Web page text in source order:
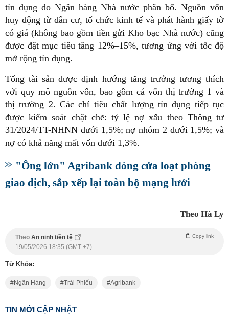
tín dụng do Ngân hàng Nhà nước phân bổ. Nguồn vốn
huy động từ dân cư, tổ chức kinh tế và phát hành giấy tờ
có giá (không bao gồm tiền gửi Kho bạc Nhà nước) cũng
được đặt mục tiêu tăng 12%–15%, tương ứng với tốc độ
mở rộng tín dụng.
Tổng tài sản được định hướng tăng trưởng tương thích
với quy mô nguồn vốn, bao gồm cả vốn thị trường 1 và
thị trường 2. Các chỉ tiêu chất lượng tín dụng tiếp tục
được kiểm soát chặt chẽ: tỷ lệ nợ xấu theo Thông tư
31/2024/TT-NHNN dưới 1,5%; nợ nhóm 2 dưới 1,5%; và
nợ có khả năng mất vốn dưới 1,3%.
"Ông lớn" Agribank đóng cửa loạt phòng
giao dịch, sắp xếp lại toàn bộ mạng lưới
Theo Hà Ly
Theo An ninh tiền tệ Copy link
19/05/2026 18:35 (GMT +7)
Từ Khóa:
Ngân Hàng Trái Phiếu Agribank
TIN MỚI CẬP NHẬT